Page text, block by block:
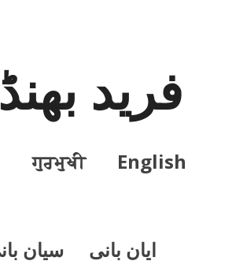
فرید
English
ਗੁਰਮੁਖੀ
ايان بانی سيان